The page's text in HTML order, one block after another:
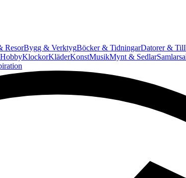
ResorBygg & VerktygBöcker & TidningarDatorer &
HobbyKlockorKläderKonstMusikMynt & Sedlar